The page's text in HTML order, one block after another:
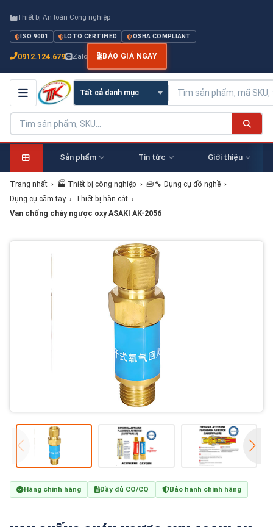
Thiết bị An toàn Công nghiệp
ISO 9001 LOTO CERTIFIED OSHA COMPLIANT
0912.124.679 Zalo BÁO GIÁ NGAY
Sản phẩm Tin tức Giới thiệu
Trang nhất › 🏭 Thiết bị công nghiệp › 🧰🔧 Dụng cụ đồ nghề ›
Dụng cụ cầm tay › Thiết bị hàn cắt ›
Van chống cháy ngược oxy ASAKI AK-2056
Hàng chính hãng Đầy đủ CO/CQ Bảo hành chính hãng